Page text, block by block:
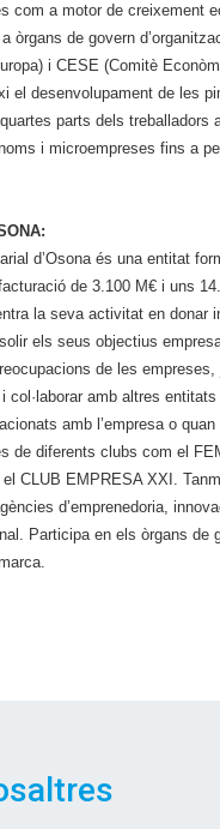
com a motor de creixement
òrgans de govern
i CESE (Comitè
el desenvolupament de les
parts dels treballadors
i microempreses fins a
d’Osona és una entitat
de 3.100 M€ i uns
la seva activitat en donar
els seus objectius
de les
col·laborar amb altres
amb l’empresa o
de diferents clubs com el
CLUB EMPRESA XXI.
d’emprenedoria,
Participa en els òrgans de